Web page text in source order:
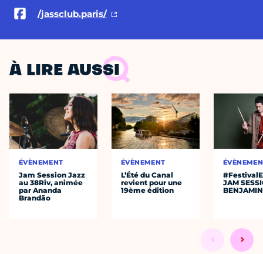
/jassclub.paris/
À LIRE AUSSI
ÉVÈNEMENT
Jam Session Jazz
au 38Riv, animée
par Ananda
Brandão
ÉVÈNEMENT
L’Été du Canal
revient pour une
19ème édition
JAM